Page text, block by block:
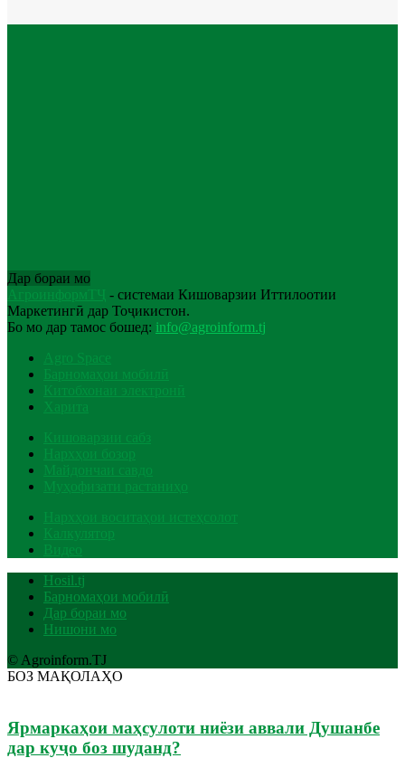
Дар бораи мо
АгроинформТҶ - системаи Кишоварзии Иттилоотии
Маркетингӣ дар Тоҷикистон.
Бо мо дар тамос бошед: info@agroinform.tj
Agro Space
Барномаҳои мобилӣ
Китобхонаи электронӣ
Харита
Кишоварзии сабз
Нархҳои бозор
Майдончаи савдо
Муҳофизати растаниҳо
Нархҳои воситаҳои истеҳсолот
Калкулятор
Видео
Hosil.tj
Барномаҳои мобилӣ
Дар бораи мо
Нишони мо
© Agroinform.TJ
БОЗ МАҚОЛАҲО
Ярмаркаҳои маҳсулоти ниёзи аввали Душанбе
дар куҷо боз шуданд?